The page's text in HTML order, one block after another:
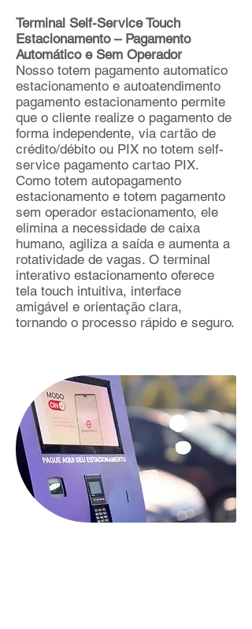
Terminal Self-Service Touch
Estacionamento – Pagamento
Automático e Sem Operador
Nosso totem pagamento automatico
estacionamento e autoatendimento
pagamento estacionamento permite
que o cliente realize o pagamento de
forma independente, via cartão de
crédito/débito ou PIX no totem self-
service pagamento cartao PIX.
Como totem autopagamento
estacionamento e totem pagamento
sem operador estacionamento, ele
elimina a necessidade de caixa
humano, agiliza a saída e aumenta a
rotatividade de vagas. O terminal
interativo estacionamento oferece
tela touch intuitiva, interface
amigável e orientação clara,
tornando o processo rápido e seguro.